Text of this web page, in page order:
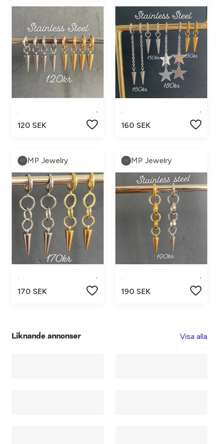
.
.
120 SEK
.
.
160 SEK
MP Jewelry
.
.
170 SEK
MP Jewelry
.
.
190 SEK
Liknande annonser Visa alla